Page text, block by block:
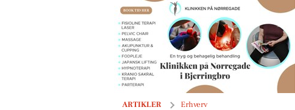
ARTIKLER Erhverv
Oplev Japans magi på familierejse med Jysk